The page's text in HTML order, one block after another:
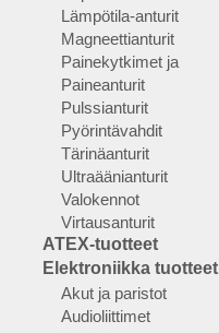
Lämpötila-anturit
Magneettianturit
Painekytkimet ja
Paineanturit
Pulssianturit
Pyörintävahdit
Tärinäanturit
Ultraäänianturit
Valokennot
Virtausanturit
ATEX-tuotteet
Elektroniikka tuotteet
Akut ja paristot
Audioliittimet